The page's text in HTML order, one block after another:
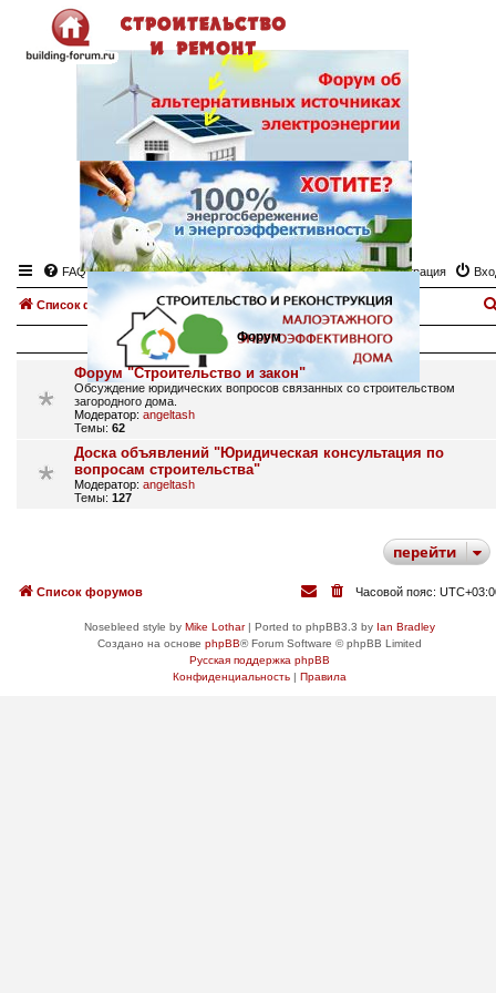
FAQ Регистрация
Список форумов Правовые вопросы строительства загородного дома
Форум
Форум "Строительство и закон"
Обсуждение юридических вопросов связанных со строительством
загородного дома.
Модератор: angeltash
Темы: 62
Доска объявлений "Юридическая консультация по
вопросам строительства"
Модератор: angeltash
Темы: 127
перейти
Список форумов Часовой пояс:
Nosebleed style by Mike Lothar| Ported to phpBB3.3 by Ian Bradley
Создано на основе phpBB® Forum Software © phpBB Limited
Русская поддержка phpBB
Конфиденциальность| Правила